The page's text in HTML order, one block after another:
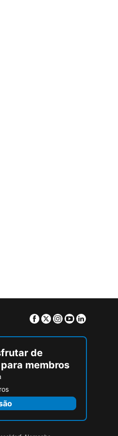
Facebook
TwitterInstagram
Youtube
de
membros